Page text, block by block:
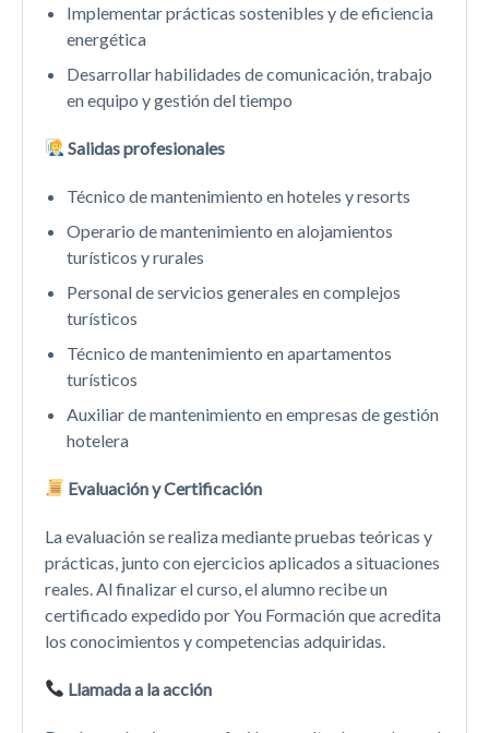
Implementar prácticas sostenibles y de eficiencia
energética
Desarrollar habilidades de comunicación, trabajo
en equipo y gestión del tiempo
Salidas profesionales
Técnico de mantenimiento en hoteles y resorts
Operario de mantenimiento en alojamientos
turísticos y rurales
Personal de servicios generales en complejos
turísticos
Técnico de mantenimiento en apartamentos
turísticos
Auxiliar de mantenimiento en empresas de gestión
hotelera
Evaluación y Certificación
La evaluación se realiza mediante pruebas teóricas y
prácticas, junto con ejercicios aplicados a situaciones
reales. Al finalizar el curso, el alumno recibe un
certificado expedido por You Formación que acredita
los conocimientos y competencias adquiridas.
Llamada a la acción